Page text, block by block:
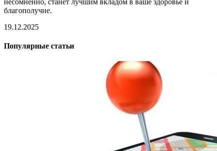
несомненно, станет лучшим вкладом в ваше здоровье и
благополучие.
19.12.2025
Популярные статьи